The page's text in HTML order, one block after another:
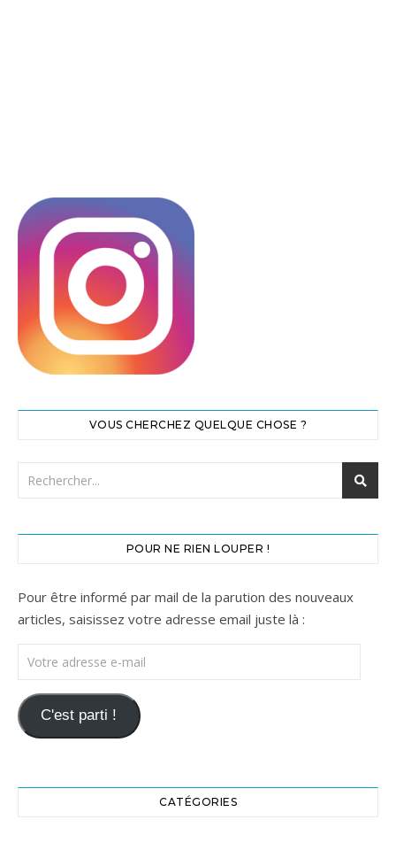
VOUS CHERCHEZ QUELQUE CHOSE ?
POUR NE RIEN LOUPER !
Pour être informé par mail de la parution des nouveaux
articles, saisissez votre adresse email juste là :
Votre adresse e-mail
C'est parti !
CATÉGORIES